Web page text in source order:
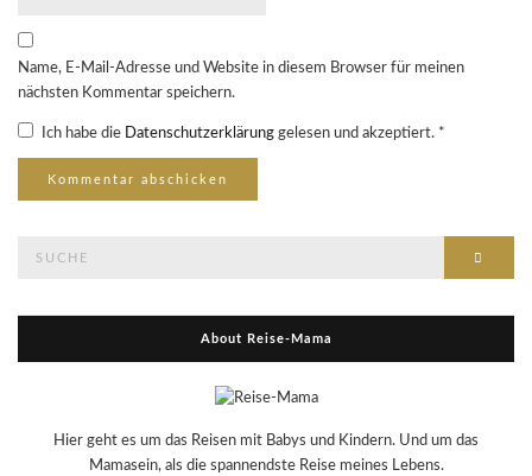
Name, E-Mail-Adresse und Website in diesem Browser für meinen
nächsten Kommentar speichern.
Ich habe die Datenschutzerklärung gelesen und akzeptiert. *
About Reise-Mama
Hier geht es um das Reisen mit Babys und Kindern. Und um das
Mamasein, als die spannendste Reise meines Lebens.